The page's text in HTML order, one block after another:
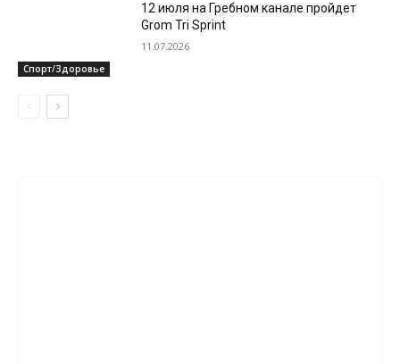
Спорт/Здоровье
12 июля на Гребном канале пройдет
Grom Tri Sprint
11.07.2026